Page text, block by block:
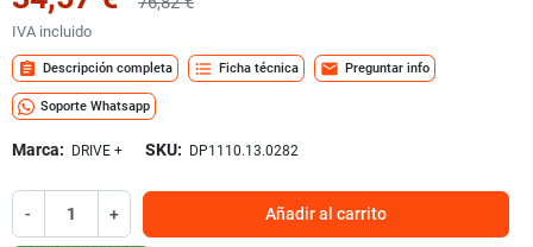
IVA incluido
assignment Descripción completa format_list_bulleted Ficha técnica mail Preguntar info
Soporte Whatsapp
Marca: DRIVE + SKU: DP1110.13.0282
- + Añadir al carrito